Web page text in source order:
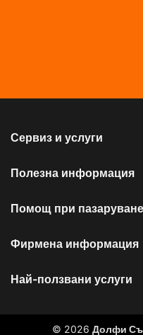
Сервиз и услуги
Полезна информация
Помощ при пазаруване
Фирмена информация
Най-ползвани услуги
© 2026 Долфи